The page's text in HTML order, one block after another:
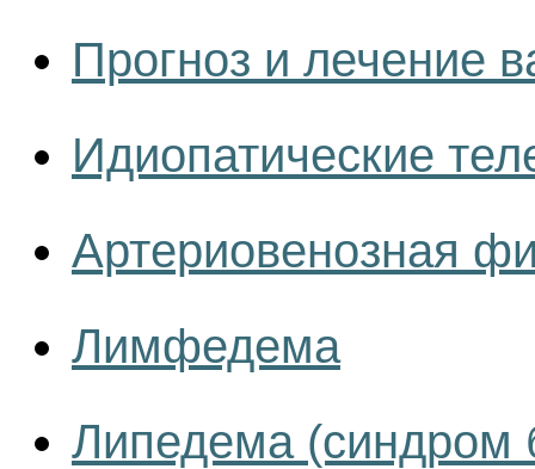
Прогноз и лечение
Идиопатические
Артериовенозная
Лимфедема
Липедема (синдром